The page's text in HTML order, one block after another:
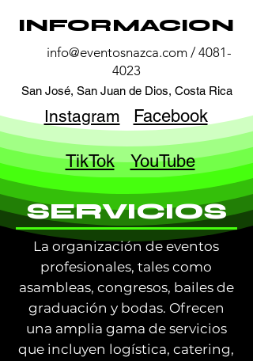
INFORMACION
info@eventosnazca.com / 4081-
4023
San José, San Juan de Dios, Costa Rica
Instagram Facebook
TikTok YouTube
SERVICIOS
La organización de eventos
profesionales, tales como
asambleas, congresos, bailes de
graduación y bodas. Ofrecen
una amplia gama de servicios
que incluyen logística, catering,